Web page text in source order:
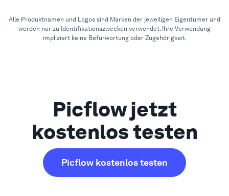
Alle Produktnamen und Logos sind Marken der jeweiligen Eigentümer und
werden nur zu Identifikationszwecken verwendet. Ihre Verwendung
impliziert keine Befürwortung oder Zugehörigkeit.
Picflow jetzt
kostenlos testen
Picflow kostenlos testen